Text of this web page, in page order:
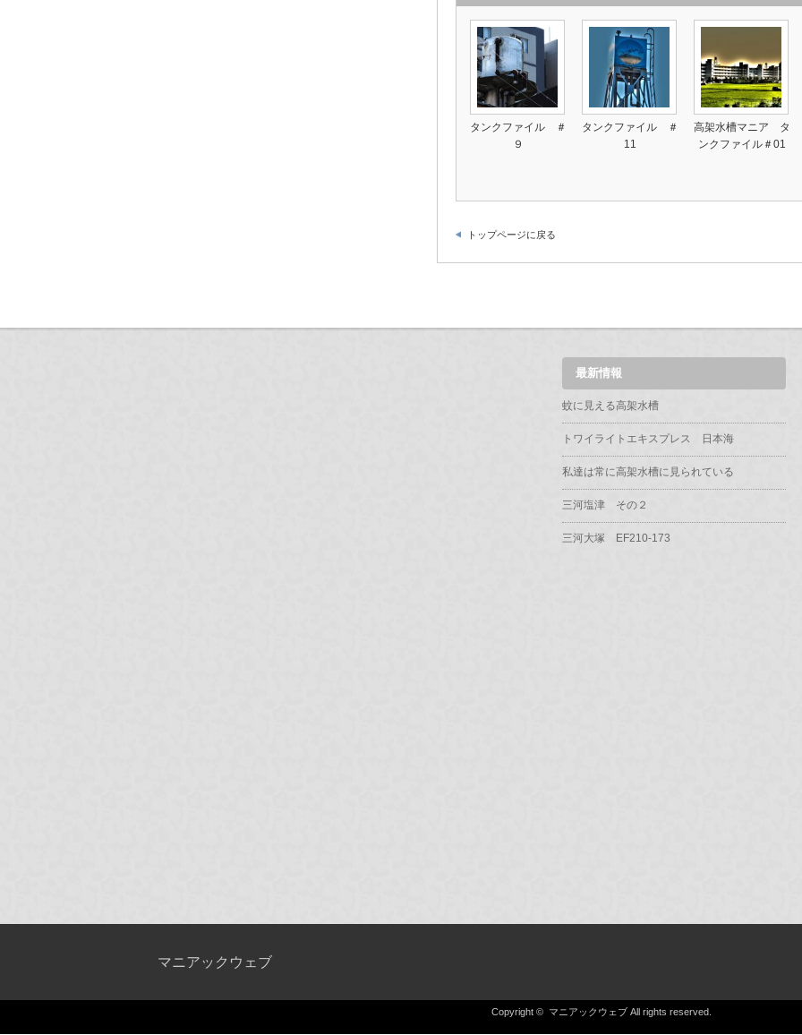
タンクファイル ＃
９
タンクファイル ＃
11
高架水槽マニア タ
ンクファイル＃01
トップページに戻る
最新情報
蚊に見える高架水槽
トワイライトエキスプレス 日本海
私達は常に高架水槽に見られている
三河塩津 その２
三河大塚 EF210-173
マニアックウェブ
Copyright © マニアックウェブ All rights reserved.